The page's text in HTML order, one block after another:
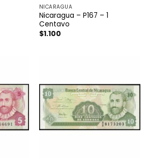
NICARAGUA
Nicaragua – P167 – 1
Centavo
$1.100